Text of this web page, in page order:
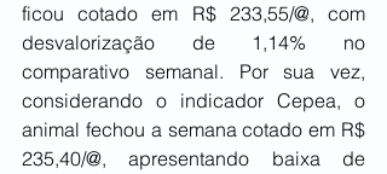
ficou cotado em R$ 233,55/@, com
desvalorização de 1,14% no
comparativo semanal. Por sua vez,
considerando o indicador Cepea, o
animal fechou a semana cotado em R$
235,40/@, apresentando baixa de